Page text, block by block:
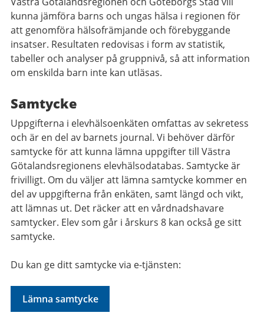
kunna jämföra barns och ungas hälsa i regionen för
att genomföra hälsofrämjande och förebyggande
insatser. Resultaten redovisas i form av statistik,
tabeller och analyser på gruppnivå, så att information
om enskilda barn inte kan utläsas.
Samtycke
Uppgifterna i elevhälsoenkäten omfattas av sekretess
och är en del av barnets journal. Vi behöver därför
samtycke för att kunna lämna uppgifter till Västra
Götalandsregionens elevhälsodatabas. Samtycke är
frivilligt. Om du väljer att lämna samtycke kommer en
del av uppgifterna från enkäten, samt längd och vikt,
att lämnas ut. Det räcker att en vårdnadshavare
samtycker. Elev som går i årskurs 8 kan också ge sitt
samtycke.
Du kan ge ditt samtycke via e-tjänsten:
Lämna samtycke